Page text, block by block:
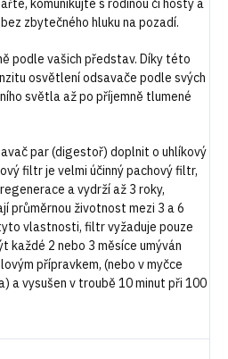
komunikujte s rodinou či hosty a
zbytečného hluku na pozadí.
podle vašich představ. Díky této
osvětlení odsavače podle svých
světla až po příjemně tlumené
par (digestoř) doplnit o uhlíkový
filtr je velmi účinný pachový filtr,
a vydrží až 3 roky,
průměrnou životnost mezi 3 a 6
vlastnosti, filtr vyžaduje pouze
každé 2 nebo 3 měsíce umýván
přípravkem, (nebo v myčce
a vysušen v troubě 10 minut při 100